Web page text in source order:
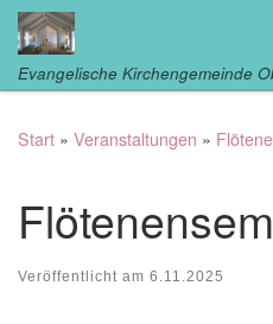
Zum Inhalt springen
Evangelische Kirchengemeinde
Start » Veranstaltungen »
Veröffentlicht am 6.11.2025